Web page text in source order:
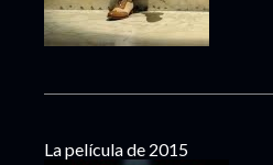
La película de 2015